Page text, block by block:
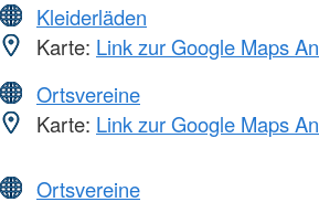
Kleiderläden
Karte: Link zur Google Maps
Ortsvereine
Karte: Link zur Google Maps
Ortsvereine